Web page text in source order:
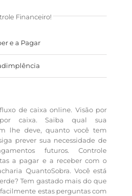
Financeiro!
e a Pagar
de caixa online. Visão por
caixa. Saiba qual sua
lhe deve, quanto você tem
prever sua necessidade de
futuros. Controle
a pagar e a receber com o
QuantoSobra. Você está
Tem gastado mais do que
estas perguntas com